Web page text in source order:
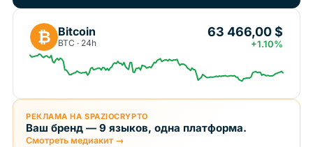
₿ Bitcoin
BTC · 24h
63 466,00 $
+1.10%
РЕКЛАМА НА SPAZIOCRYPTO
Ваш бренд — 9 языков, одна платформа.
Смотреть медиакит →